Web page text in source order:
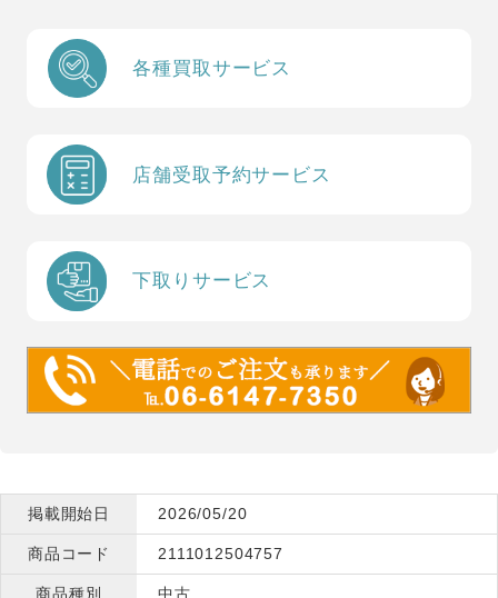
各種買取サービス
店舗受取予約サービス
下取りサービス
掲載開始日 2026/05/20
商品コード 2111012504757
商品種別 中古